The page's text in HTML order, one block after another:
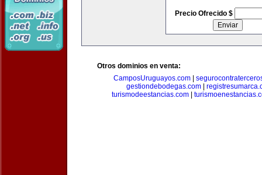
Precio Ofrecido $
Otros dominios en venta:
CamposUruguayos.com|
gestiondebodegas.com|
turismodeestancias.com